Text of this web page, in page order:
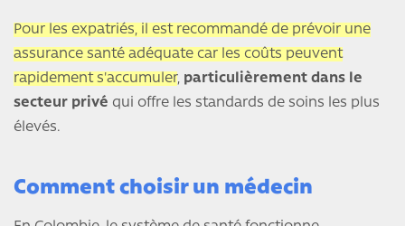
Pour les expatriés, il est recommandé de prévoir une
assurance santé adéquate car les coûts peuvent
rapidement s'accumuler, particulièrement dans le
secteur privé qui offre les standards de soins les plus
élevés.
Comment choisir un médecin